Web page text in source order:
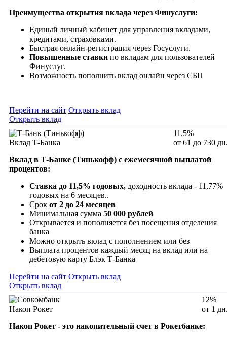
Преимущества открытия вклада через Финуслуги:
Единый личный кабинет для управления вкладами,
кредитами, страховками.
Быстрая онлайн-регистрация через Госуслуги.
Повышенные ставки по вкладам для пользователей
Финуслуг.
Возможность пополнить вклад онлайн через СБП
Перейти на сайт Открыть вклад
Открыть вклад
Вклад Т-Банка
11.5%
от 61 до 730
Вклад в Т-Банке (Тинькофф) с ежемесячной выплатой
процентов:
Ставка до 11,5% годовых, доходность вклада - 11,77%
годовых на 6 месяцев..
Срок от 2 до 24 месяцев
Минимальная сумма 50 000 рублей
Открывается и пополняется без посещения отделения
банка
Можно открыть вклад с пополнением или без
Выплата процентов каждый месяц на вклад или на
дебетовую карту Блэк Т-Банка
Перейти на сайт Открыть вклад
Открыть вклад
Накоп Рокет
12%
от 1
Накоп Рокет - это накопительный счет в Рокетбанке: